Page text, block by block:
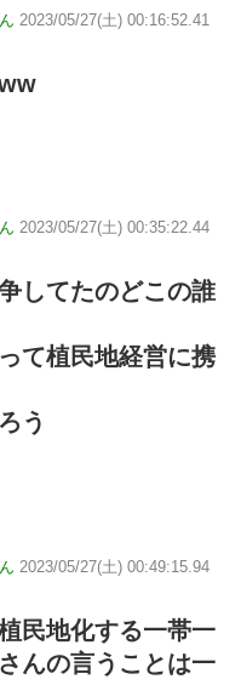
2023/05/27(土) 00:16:52.41
2023/05/27(土) 00:35:22.44
してたのどこの誰
て植民地経営に携
う
2023/05/27(土) 00:49:15.94
民地化する一帯一
んの言うことは一